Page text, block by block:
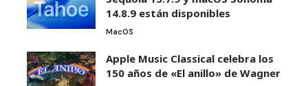
14.8.9 están disponibles
MacOS
Apple Music Classical celebra los
150 años de «El anillo» de Wagner